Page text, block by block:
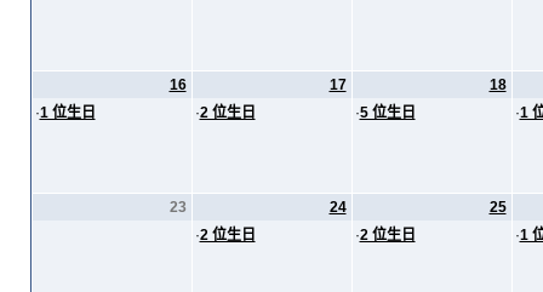
16
·1 位生日
17
·2 位生日
18
·5 位生日 ·1
23
24
·2 位生日
25
·2 位生日 ·1